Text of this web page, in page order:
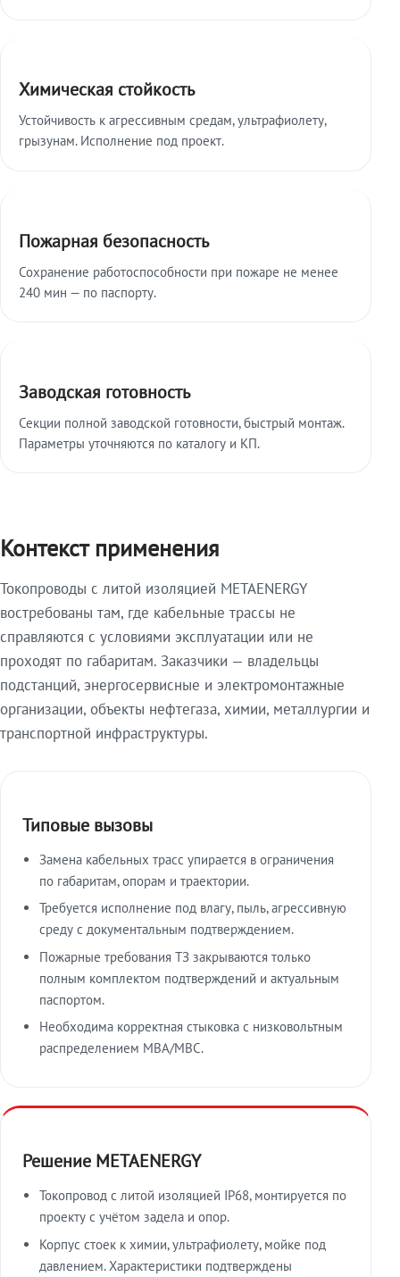
Химическая стойкость
Устойчивость к агрессивным средам, ультрафиолету,
грызунам. Исполнение под проект.
Пожарная безопасность
Сохранение работоспособности при пожаре не менее
240 мин — по паспорту.
Заводская готовность
Секции полной заводской готовности, быстрый монтаж.
Параметры уточняются по каталогу и КП.
Контекст применения
Токопроводы с литой изоляцией METAENERGY
востребованы там, где кабельные трассы не
справляются с условиями эксплуатации или не
проходят по габаритам. Заказчики — владельцы
подстанций, энергосервисные и электромонтажные
организации, объекты нефтегаза, химии, металлургии и
транспортной инфраструктуры.
Типовые вызовы
Замена кабельных трасс упирается в ограничения
по габаритам, опорам и траектории.
Требуется исполнение под влагу, пыль, агрессивную
среду с документальным подтверждением.
Пожарные требования ТЗ закрываются только
полным комплектом подтверждений и актуальным
паспортом.
Необходима корректная стыковка с низковольтным
распределением МВА/МВС.
Решение METAENERGY
Токопровод с литой изоляцией IP68, монтируется по
проекту с учётом задела и опор.
Корпус стоек к химии, ультрафиолету, мойке под
давлением. Характеристики подтверждены